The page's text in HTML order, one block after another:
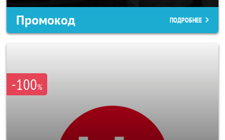
Промокод ПОДРОБНЕЕ
-100%